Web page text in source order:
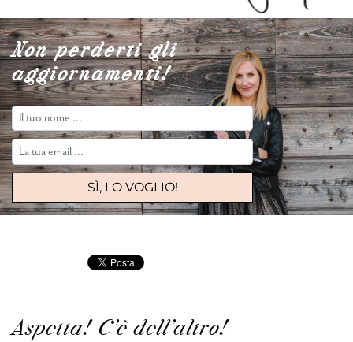
Non perderti gli
aggiornamenti!
Aspetta! C'è dell'altro!